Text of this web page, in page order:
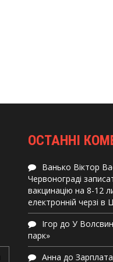
ОСТАННІ
Ванько Віктор
Червонограді
вакцинацію на 8-12
електронній черзі
Ігор до У
парк»
Анна до